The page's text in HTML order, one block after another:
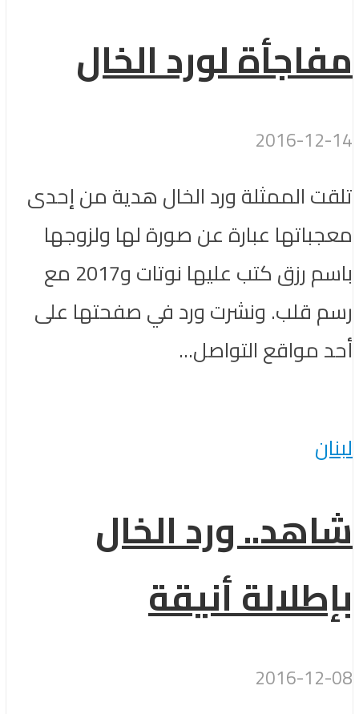
مفاجأة لورد الخال
2016-12-14
تلقت الممثلة ورد الخال هدية من إحدى
معجباتها عبارة عن صورة لها ولزوجها
باسم رزق كتب عليها نوتات و2017 مع
رسم قلب. ونشرت ورد في صفحتها على
أحد مواقع التواصل...
لبنان
شاهد.. ورد الخال
بإطلالة أنيقة
2016-12-08